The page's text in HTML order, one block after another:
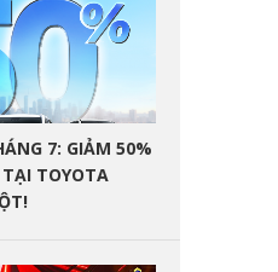
7: GIẢM 50%
TOYOTA